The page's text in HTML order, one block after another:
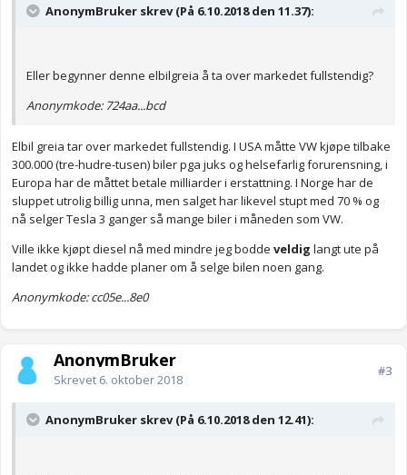
AnonymBruker skrev (På 6.10.2018 den 11.37):
Eller begynner denne elbilgreia å ta over markedet fullstendig?
Anonymkode: 724aa...bcd
Elbil greia tar over markedet fullstendig. I USA måtte VW kjøpe tilbake
300.000 (tre-hudre-tusen) biler pga juks og helsefarlig forurensning, i
Europa har de måttet betale milliarder i erstattning. I Norge har de
sluppet utrolig billig unna, men salget har likevel stupt med 70 % og
nå selger Tesla 3 ganger så mange biler i måneden som VW.
Ville ikke kjøpt diesel nå med mindre jeg bodde veldig langt ute på
landet og ikke hadde planer om å selge bilen noen gang.
Anonymkode: cc05e...8e0
AnonymBruker
Skrevet 6. oktober 2018
#3
AnonymBruker skrev (På 6.10.2018 den 12.41):